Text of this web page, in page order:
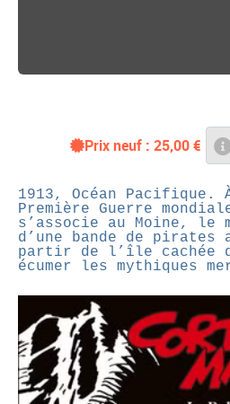
Prix neuf : 25,00€
1913, Océan
Première Guerre
s’associe au Moine, le
d’une bande de
partir de l’île cachée
écumer les mythiques